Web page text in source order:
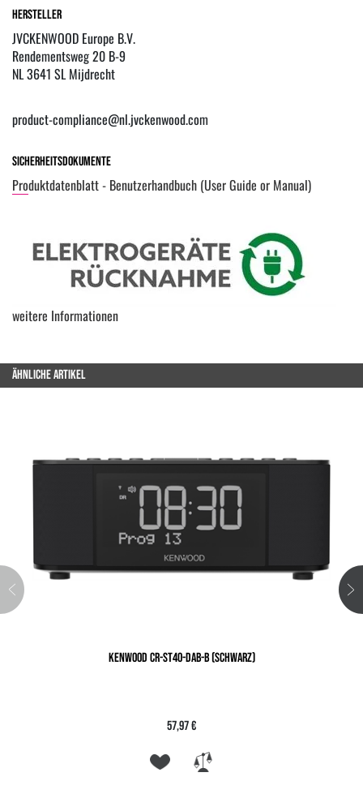
Hersteller
JVCKENWOOD Europe B.V.
Rendementsweg 20 B-9
NL 3641 SL Mijdrecht
product-compliance@nl.jvckenwood.com
Sicherheitsdokumente
Produktdatenblatt - Benutzerhandbuch (User Guide or Manual)
weitere Informationen
ÄHNLICHE ARTIKEL
KENWOOD CR-ST40-DAB-B (SCHWARZ)
57,97 €